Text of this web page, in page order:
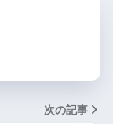
次の記事